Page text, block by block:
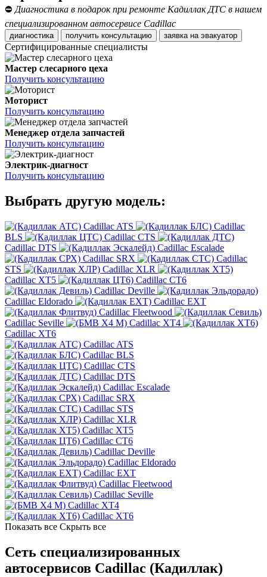
⛔ Диагностика в подарок при ремонте Кадиллак ДТС в нашем
специализированном автосервисе Cadillac
диагностика получить консультацию заявка на эвакуатор
Сертифицированные специалисты
Мастер слесарного цеха
Получить консультацию
Моторист
Получить консультацию
Менеджер отдела запчастей
Получить консультацию
Электрик-диагност
Получить консультацию
Выбрать другую модель:
Cadillac ATS
Cadillac
BLS
Cadillac CTS
Cadillac DTS
Cadillac Escalade
Cadillac SRX
Cadillac
STS
Cadillac XLR
Cadillac XT5
Cadillac CT6
Cadillac Deville
Cadillac Eldorado
Cadillac EXT
Cadillac Fleetwood
Cadillac Seville
Cadillac XT4
Cadillac XT6
Cadillac ATS
Cadillac BLS
Cadillac CTS
Cadillac DTS
Cadillac Escalade
Cadillac SRX
Cadillac STS
Cadillac XLR
Cadillac XT5
Cadillac CT6
Cadillac Deville
Cadillac Eldorado
Cadillac EXT
Cadillac Fleetwood
Cadillac Seville
Cadillac XT4
Cadillac XT6
Показать все Скрыть все
Сеть специализированных
автосервисов Cadillac (Кадиллак)